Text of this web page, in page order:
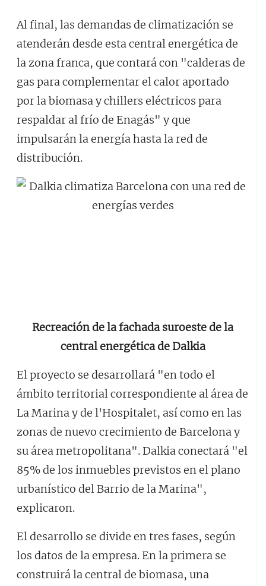
Al final, las demandas de climatización se
atenderán desde esta central energética de
la zona franca, que contará con "calderas de
gas para complementar el calor aportado
por la biomasa y chillers eléctricos para
respaldar al frío de Enagás" y que
impulsarán la energía hasta la red de
distribución.
Recreación de la fachada suroeste de la
central energética de Dalkia
El proyecto se desarrollará "en todo el
ámbito territorial correspondiente al área de
La Marina y de l'Hospitalet, así como en las
zonas de nuevo crecimiento de Barcelona y
su área metropolitana". Dalkia conectará "el
85% de los inmuebles previstos en el plano
urbanístico del Barrio de la Marina",
explicaron.
El desarrollo se divide en tres fases, según
los datos de la empresa. En la primera se
construirá la central de biomasa, una